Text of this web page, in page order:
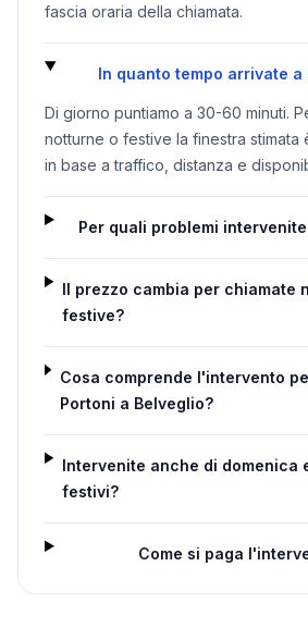
fascia oraria della chiamata.
In quanto tempo arrivate a
Di giorno puntiamo a 30-60 minuti.
notturne o festive la finestra stimata
in base a traffico, distanza e
Per quali problemi
Il prezzo cambia per chiamate
festive?
Cosa comprende l'intervento
Portoni a Belveglio?
Intervenite anche di domenica
festivi?
Come si paga